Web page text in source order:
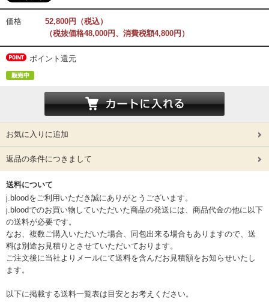
価格
52,800円（税込）
（税抜価格48,000円、消費税額4,800円）
ポイント還元
お気に入りに追加
返品の条件につきまして
送料について
j.bloodをご利用いただき誠にありがとうございます。
j.bloodでのお買い物していただいた商品の発送には、商品代金の他に以下
の送料が必要です。
なお、複数ご購入いただいた場合、同包出来る場合もありますので、送
料は別途お見積りとさせていただいております。
ご注文後に当社よりメールにて送料を含んだお見積額をお知らせいたし
ます。
以下に掲載する送料一覧表は目安とお考えください。